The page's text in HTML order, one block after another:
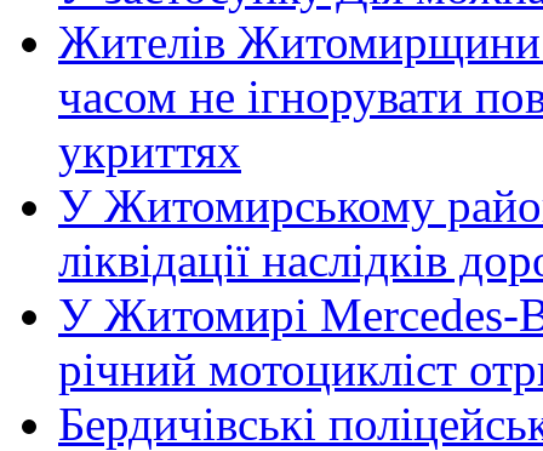
Жителів Житомирщини
часом не ігнорувати
укриттях
У Житомирському
ліквідації наслідків
У Житомирі Mercedes-
річний мотоцикліст
Бердичівські